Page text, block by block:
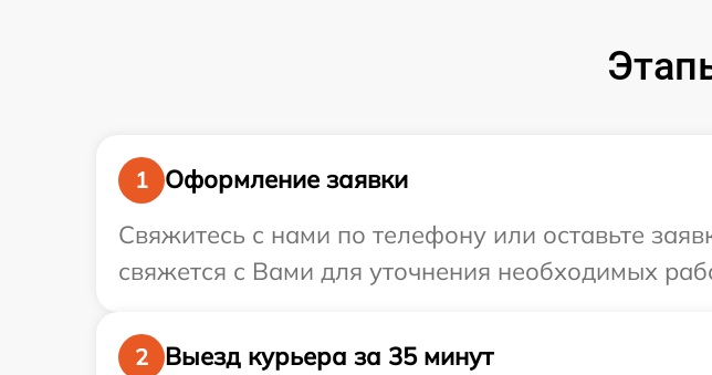
1
Оформление заявки
Свяжитесь с нами по телефону или оставьте
свяжется с Вами для уточнения необходимых
2
Выезд курьера за 35 минут